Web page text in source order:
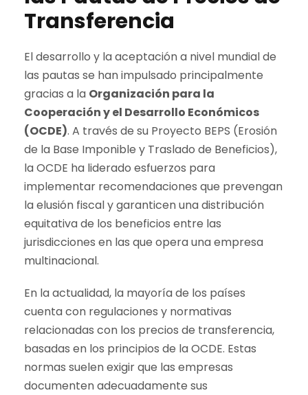
Transferencia
El desarrollo y la aceptación a nivel mundial de
las pautas se han impulsado principalmente
gracias a la Organización para la
Cooperación y el Desarrollo Económicos
(OCDE). A través de su Proyecto BEPS (Erosión
de la Base Imponible y Traslado de Beneficios),
la OCDE ha liderado esfuerzos para
implementar recomendaciones que prevengan
la elusión fiscal y garanticen una distribución
equitativa de los beneficios entre las
jurisdicciones en las que opera una empresa
multinacional.
En la actualidad, la mayoría de los países
cuenta con regulaciones y normativas
relacionadas con los precios de transferencia,
basadas en los principios de la OCDE. Estas
normas suelen exigir que las empresas
documenten adecuadamente sus